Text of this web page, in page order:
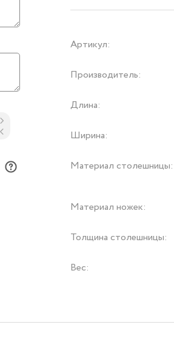
Артикул:
Производитель:
Длина:
Ширина:
Материал столешницы:
Материал ножек:
Толщина столешницы:
Вес: